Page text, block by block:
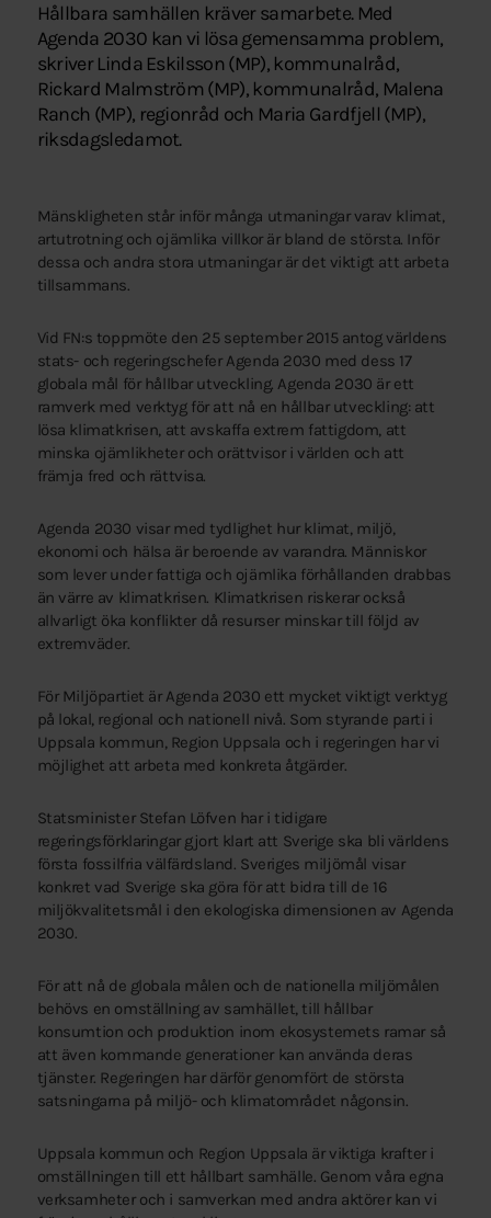
Hållbara samhällen kräver samarbete. Med
Agenda 2030 kan vi lösa gemensamma problem,
skriver Linda Eskilsson (MP), kommunalråd,
Rickard Malmström (MP), kommunalråd, Malena
Ranch (MP), regionråd och Maria Gardfjell (MP),
riksdagsledamot.
Mänskligheten står inför många utmaningar varav klimat,
artutrotning och ojämlika villkor är bland de största. Inför
dessa och andra stora utmaningar är det viktigt att arbeta
tillsammans.
Vid FN:s toppmöte den 25 september 2015 antog världens
stats- och regeringschefer Agenda 2030 med dess 17
globala mål för hållbar utveckling. Agenda 2030 är ett
ramverk med verktyg för att nå en hållbar utveckling: att
lösa klimatkrisen, att avskaffa extrem fattigdom, att
minska ojämlikheter och orättvisor i världen och att
främja fred och rättvisa.
Agenda 2030 visar med tydlighet hur klimat, miljö,
ekonomi och hälsa är beroende av varandra. Människor
som lever under fattiga och ojämlika förhållanden drabbas
än värre av klimatkrisen. Klimatkrisen riskerar också
allvarligt öka konflikter då resurser minskar till följd av
extremväder.
För Miljöpartiet är Agenda 2030 ett mycket viktigt verktyg
på lokal, regional och nationell nivå. Som styrande parti i
Uppsala kommun, Region Uppsala och i regeringen har vi
möjlighet att arbeta med konkreta åtgärder.
Statsminister Stefan Löfven har i tidigare
regeringsförklaringar gjort klart att Sverige ska bli världens
första fossilfria välfärdsland. Sveriges miljömål visar
konkret vad Sverige ska göra för att bidra till de 16
miljökvalitetsmål i den ekologiska dimensionen av Agenda
2030.
För att nå de globala målen och de nationella miljömålen
behövs en omställning av samhället, till hållbar
konsumtion och produktion inom ekosystemets ramar så
att även kommande generationer kan använda deras
tjänster. Regeringen har därför genomfört de största
satsningarna på miljö- och klimatområdet någonsin.
Uppsala kommun och Region Uppsala är viktiga krafter i
omställningen till ett hållbart samhälle. Genom våra egna
verksamheter och i samverkan med andra aktörer kan vi